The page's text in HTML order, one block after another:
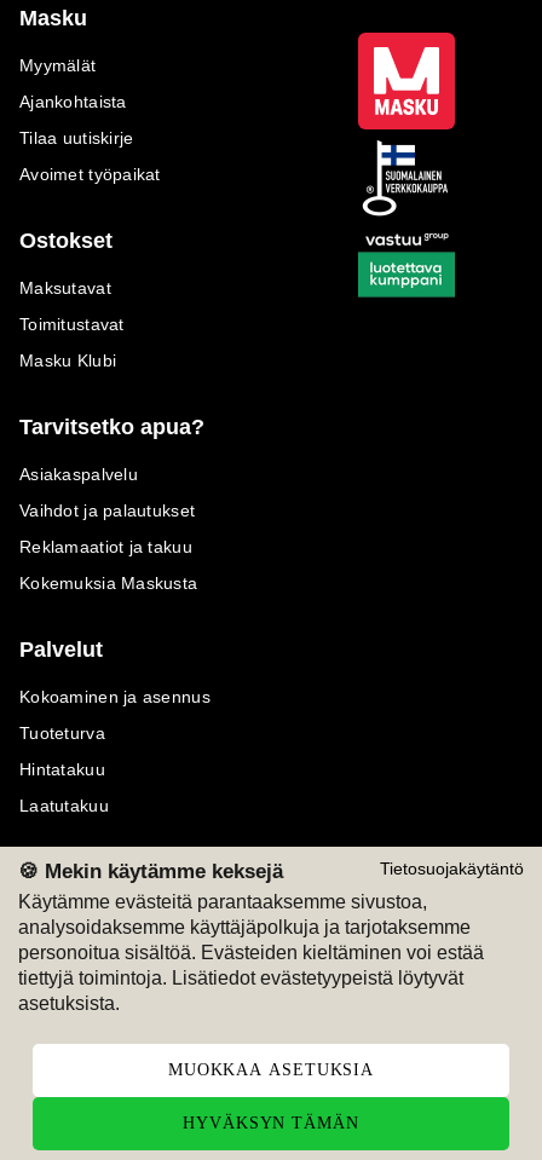
Tietosuojakäytäntö
🍪 Mekin käytämme keksejä
Käytämme evästeitä parantaaksemme sivustoa,
analysoidaksemme käyttäjäpolkuja ja tarjotaksemme
personoitua sisältöä. Evästeiden kieltäminen voi estää
tiettyjä toimintoja. Lisätiedot evästetyypeistä löytyvät
asetuksista.
MUOKKAA ASETUKSIA
HYVÄKSYN TÄMÄN
Masku
Myymälät
Ajankohtaista
Tilaa uutiskirje
Avoimet työpaikat
Ostokset
Maksutavat
Toimitustavat
Masku Klubi
Tarvitsetko apua?
Asiakaspalvelu
Vaihdot ja palautukset
Reklamaatiot ja takuu
Kokemuksia Maskusta
Palvelut
Kokoaminen ja asennus
Tuoteturva
Hintatakuu
Laatutakuu
Maksutavat
M
Seuraa meitä